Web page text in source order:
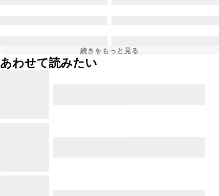
続きをもっと見る
あわせて読みたい